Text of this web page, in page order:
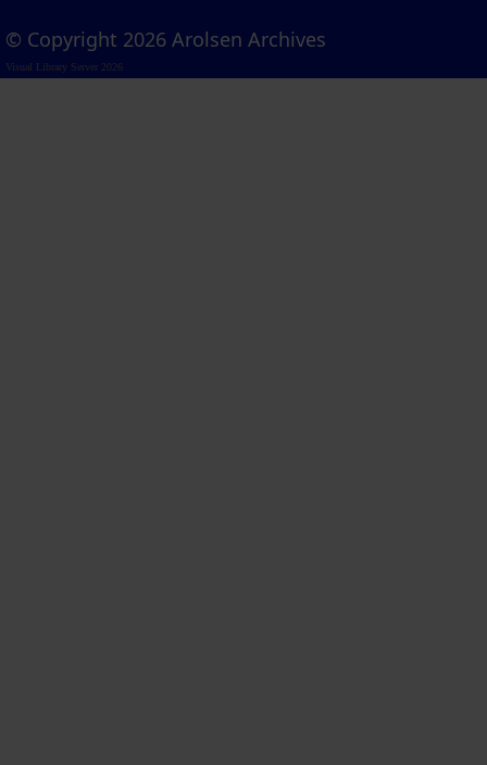
© Copyright 2026 Arolsen Archives
Visual Library Server 2026